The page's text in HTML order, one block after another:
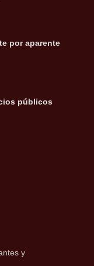
por aparente
públicos
y